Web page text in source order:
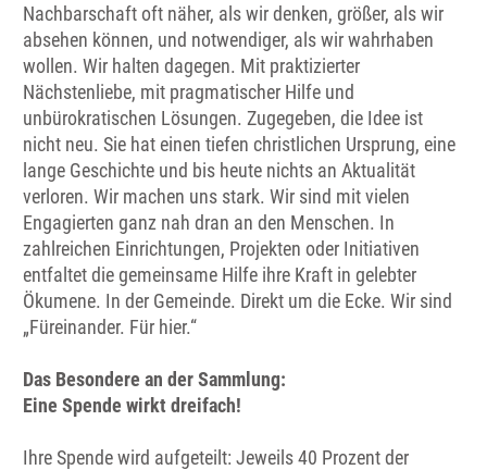
Nachbarschaft oft näher, als wir denken, größer, als wir
absehen können, und notwendiger, als wir wahrhaben
wollen. Wir halten dagegen. Mit praktizierter
Nächstenliebe, mit pragmatischer Hilfe und
unbürokratischen Lösungen. Zugegeben, die Idee ist
nicht neu. Sie hat einen tiefen christlichen Ursprung, eine
lange Geschichte und bis heute nichts an Aktualität
verloren. Wir machen uns stark. Wir sind mit vielen
Engagierten ganz nah dran an den Menschen. In
zahlreichen Einrichtungen, Projekten oder Initiativen
entfaltet die gemeinsame Hilfe ihre Kraft in gelebter
Ökumene. In der Gemeinde. Direkt um die Ecke. Wir sind
„Füreinander. Für hier.“
Das Besondere an der Sammlung:
Eine Spende wirkt dreifach!
Ihre Spende wird aufgeteilt: Jeweils 40 Prozent der